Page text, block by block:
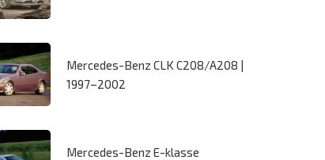
Mercedes-Benz CLK C208/A208 |
1997–2002
Mercedes-Benz E-klasse